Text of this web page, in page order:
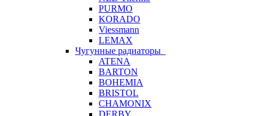
PURMO
KORADO
Viessmann
LEMAX
Чугунные радиаторы
ATENA
BARTON
BOHEMIA
BRISTOL
CHAMONIX
DERBY